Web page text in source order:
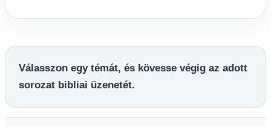
Válasszon egy témát, és kövesse végig az adott
sorozat bibliai üzenetét.